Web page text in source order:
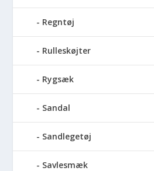
Regntøj
Rulleskøjter
Rygsæk
Sandal
Sandlegetøj
Savlesmæk